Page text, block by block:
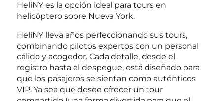
HeliNY es la opción ideal para tours en
helicóptero sobre Nueva York.
HeliNY lleva años perfeccionando sus tours,
combinando pilotos expertos con un personal
cálido y acogedor. Cada detalle, desde el
registro hasta el despegue, está diseñado para
que los pasajeros se sientan como auténticos
VIP. Ya sea que desee ofrecer un tour